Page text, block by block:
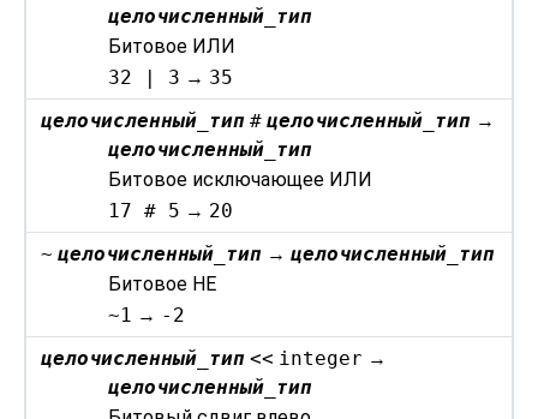
целочисленный_тип
Битовое ИЛИ
32 | 3 → 35
целочисленный_тип # целочисленный_тип →
целочисленный_тип
Битовое исключающее ИЛИ
17 # 5 → 20
~ целочисленный_тип →целочисленный_тип
Битовое НЕ
~1 → -2
целочисленный_тип << integer →
целочисленный_тип